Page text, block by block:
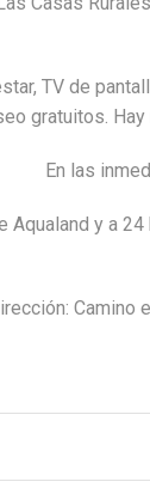
TV de
gratuitos.
En las
y a
Camino